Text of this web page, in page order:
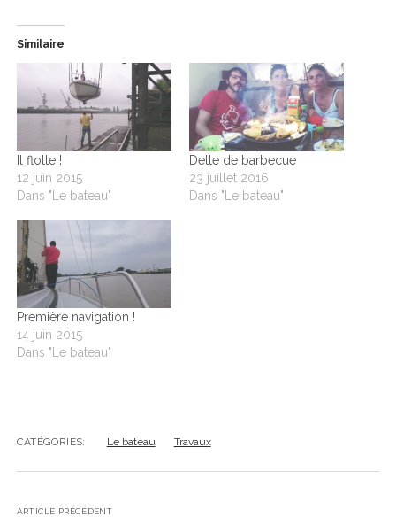
Similaire
Il flotte !
12 juin 2015
Dans "Le bateau"
Dette de barbecue
23 juillet 2016
Dans "Le bateau"
Première navigation !
14 juin 2015
Dans "Le bateau"
CATÉGORIES: Le bateau Travaux
ARTICLE PRÉCÉDENT